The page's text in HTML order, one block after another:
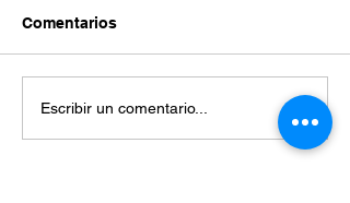
Comentarios
Escribir un comentario...